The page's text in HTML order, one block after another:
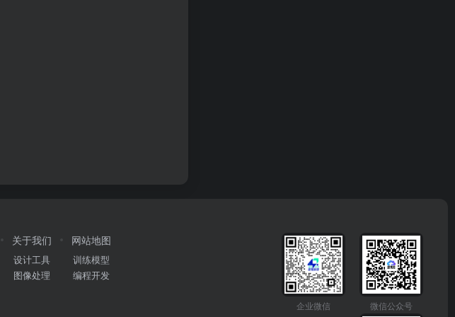
关于我们
设计工具
图像处理
网站地图
训练模型
编程开发
企业微信 微信公众号